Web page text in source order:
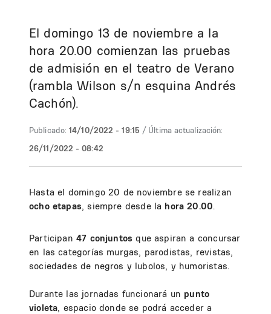
El domingo 13 de noviembre a la
hora 20.00 comienzan las pruebas
de admisión en el teatro de Verano
(rambla Wilson s/n esquina Andrés
Cachón).
Publicado: 14/10/2022 - 19:15 / Última actualización:
26/11/2022 - 08:42
Hasta el domingo 20 de noviembre se realizan
ocho etapas, siempre desde la hora 20.00.
Participan 47 conjuntos que aspiran a concursar
en las categorías murgas, parodistas, revistas,
sociedades de negros y lubolos, y humoristas.
Durante las jornadas funcionará un punto
violeta, espacio donde se podrá acceder a